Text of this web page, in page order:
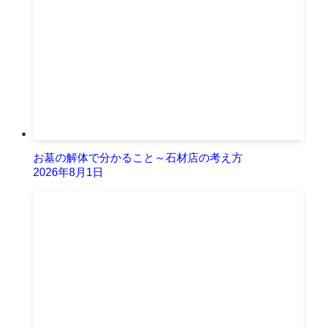
お墓の解体で分かること～石材店の考え方
2026年8月1日